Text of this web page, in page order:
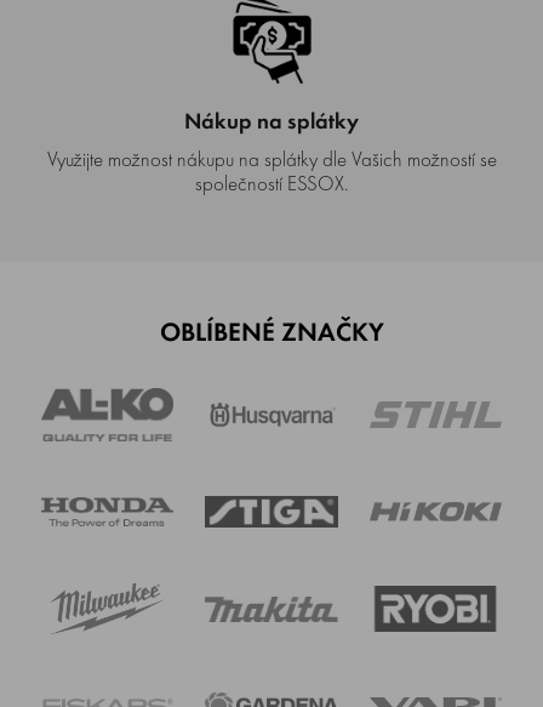
Nákup na splátky
Využijte možnost nákupu na splátky dle Vašich možností se
společností ESSOX.
OBLÍBENÉ ZNAČKY